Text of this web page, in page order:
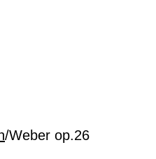
/Weber op.26